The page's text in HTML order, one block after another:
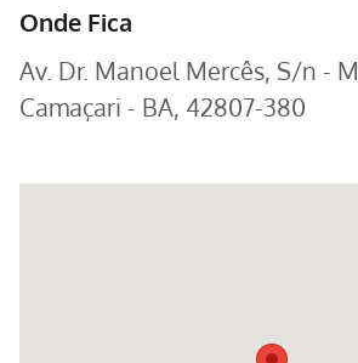
Onde Fica
Av. Dr. Manoel Mercês, S/n -
Camaçari - BA, 42807-380